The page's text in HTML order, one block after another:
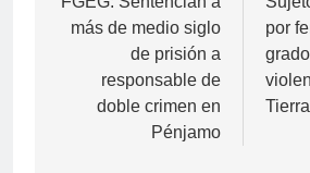
más de medio siglo
de prisión a
responsable de
doble crimen en
Pénjamo
por